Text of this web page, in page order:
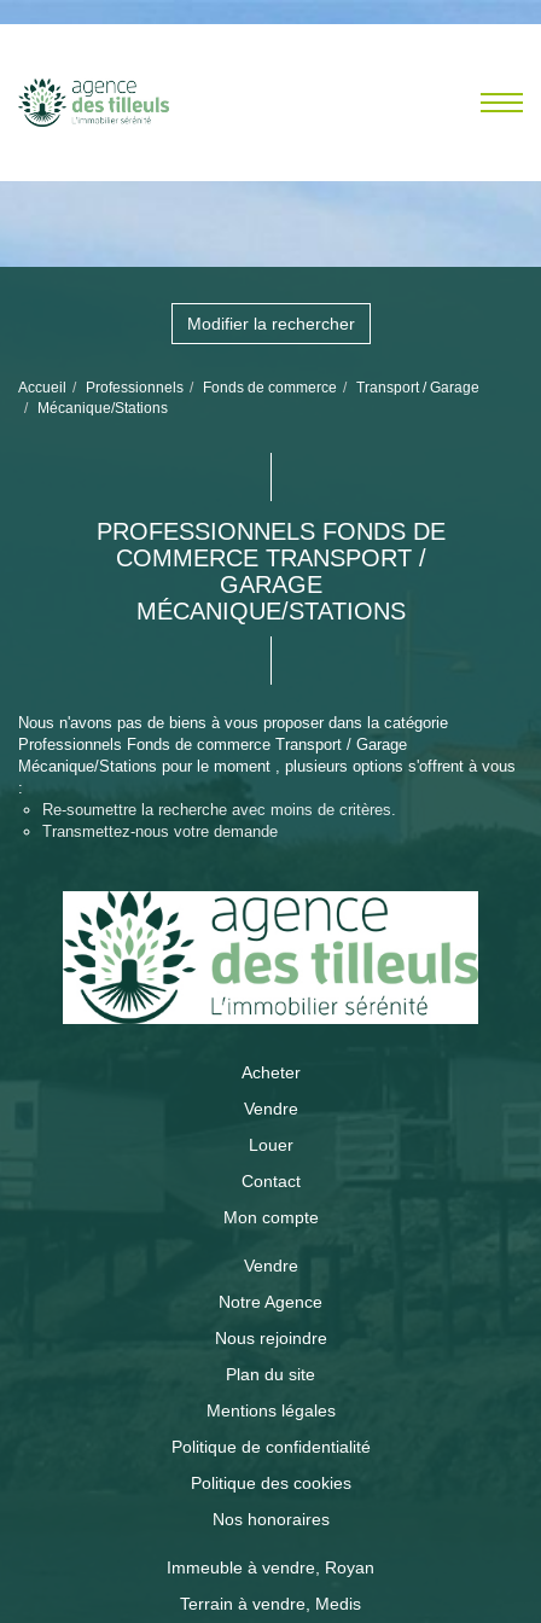
Modifier la rechercher
Accueil Professionnels Fonds de commerce
Transport / Garage
Mécanique/Stations
PROFESSIONNELS FONDS DE
COMMERCE TRANSPORT /
GARAGE
MÉCANIQUE/STATIONS
Nous n'avons pas de biens à vous proposer dans la catégorie
Professionnels Fonds de commerce Transport / Garage
Mécanique/Stations pour le moment , plusieurs options s'offrent à vous
:
Re-soumettre la recherche avec moins de critères.
Transmettez-nous votre demande
Acheter
Vendre
Louer
Contact
Mon compte
Vendre
Notre Agence
Nous rejoindre
Plan du site
Mentions légales
Politique de confidentialité
Politique des cookies
Nos honoraires
Immeuble à vendre, Royan
Terrain à vendre, Medis